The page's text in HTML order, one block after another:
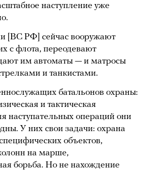
наступление уже
[ВС РФ] сейчас вооружают
с флота, переодевают
им автоматы — и матросы
и танкистами.
батальонов охраны:
и тактическая
наступательных операций они
У них свои задачи: охрана
объектов,
на марше,
борьба. Но не нахождение